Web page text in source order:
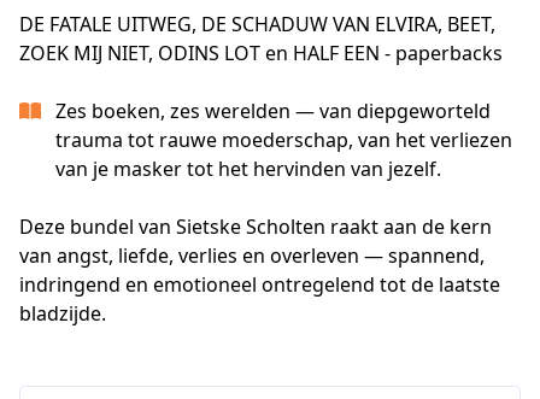
DE FATALE UITWEG, DE SCHADUW VAN ELVIRA, BEET,
ZOEK MIJ NIET, ODINS LOT en HALF EEN - paperbacks
Zes boeken, zes werelden — van diepgeworteld
trauma tot rauwe moederschap, van het verliezen
van je masker tot het hervinden van jezelf.
Deze bundel van Sietske Scholten raakt aan de kern
van angst, liefde, verlies en overleven — spannend,
indringend en emotioneel ontregelend tot de laatste
bladzijde.